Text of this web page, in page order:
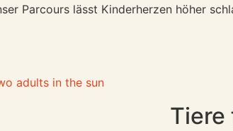
Parcours lässt Kinderherzen höher